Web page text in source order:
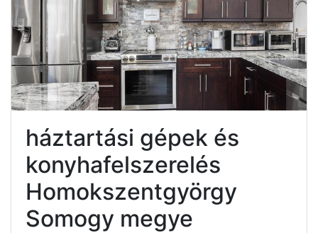
háztartási gépek és
konyhafelszerelés
Homokszentgyörgy
Somogy megye